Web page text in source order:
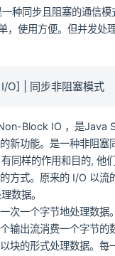
种同步且阻塞的通信模
，使用方便。但并发处
O] | 同步非阻塞模式
Block IO ，是Java
新功能。是一种非阻塞
同样的作用和目的, 他
方式。原来的 I/O 以流
数据。
次一个字节地处理数据
输出流消费一个字节的
块的形式处理数据。每